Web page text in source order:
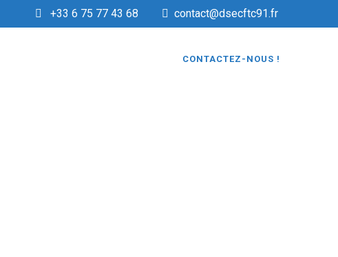
+33 6 75 77 43 68 contact@dsecftc91.fr
CONTACTEZ-NOUS !